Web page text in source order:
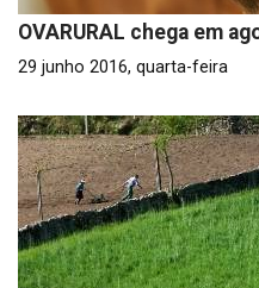
OVARURAL chega em
29 junho 2016, quarta-feira